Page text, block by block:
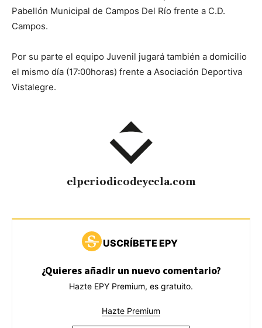
Pabellón Municipal de Campos Del Río frente a C.D.
Campos.
Por su parte el equipo Juvenil jugará también a domicilio
el mismo día (17:00horas) frente a Asociación Deportiva
Vistalegre.
elperiodicodeyecla.com
USCRÍBETE EPY
¿Quieres añadir un nuevo comentario?
Hazte EPY Premium, es gratuito.
Hazte Premium